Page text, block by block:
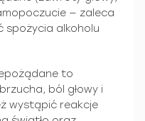
— zaleca
spożycia alkoholu
to
ból głowy i
wystąpić reakcje